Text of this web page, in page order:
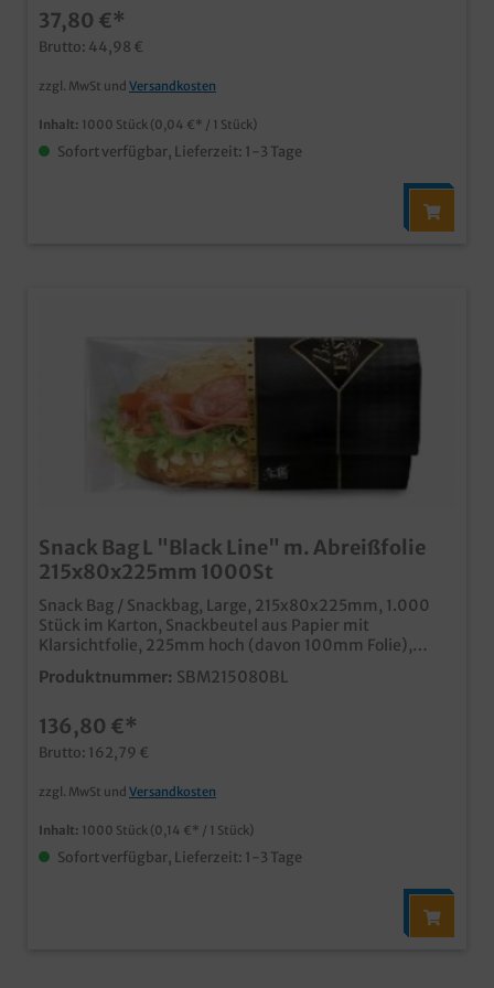
in Germany Ab 30.000 Beuteln auch individuell
bedruckbar, senden Sie uns einfach eine Druckanfrage
37,80 €*
Brutto: 44,98 €
zzgl. MwSt und Versandkosten
Inhalt: 1000 Stück (0,04 €* / 1 Stück)
Sofort verfügbar, Lieferzeit: 1-3 Tage
Snack Bag L "Black Line" m. Abreißfolie
215x80x225mm 1000St
Snack Bag / Snackbag, Large, 215x80x225mm, 1.000
Stück im Karton, Snackbeutel aus Papier mit
Klarsichtfolie, 225mm hoch (davon 100mm Folie),
Folieteil abreißbar, bequemer und sauberer Genuss für
unterwegs im edlen "Black Line" Design FETTDICHT,
"Made in Germany" auch in Ihrem eigenen Motiv
bedruckbar, unser Kundenservice berät Sie gern
Produktnummer: SBM215080BL
136,80 €*
Brutto: 162,79 €
zzgl. MwSt und Versandkosten
Inhalt: 1000 Stück (0,14 €* / 1 Stück)
Sofort verfügbar, Lieferzeit: 1-3 Tage